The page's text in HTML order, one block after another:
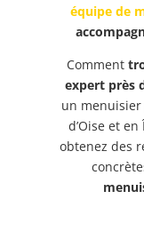
équipe de
Comment
expert près
un
d’Oise et
obtenez des